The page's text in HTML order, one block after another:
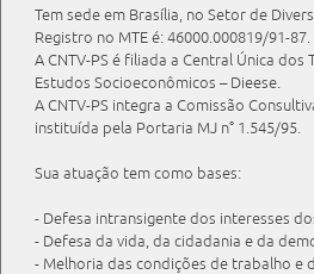
Tem sede em Brasília, no Setor de
Registro no MTE é: 46000.000819/91-87.
A CNTV-PS é filiada a Central Única
Estudos Socioeconômicos – Dieese.
A CNTV-PS integra a Comissão
instituída pela Portaria MJ n° 1.545/95.
Sua atuação tem como bases:
- Defesa intransigente dos interesses
- Defesa da vida, da cidadania e da
- Melhoria das condições de trabalho e